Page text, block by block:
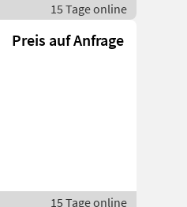
15 Tage online
Preis auf Anfrage
15 Tage online